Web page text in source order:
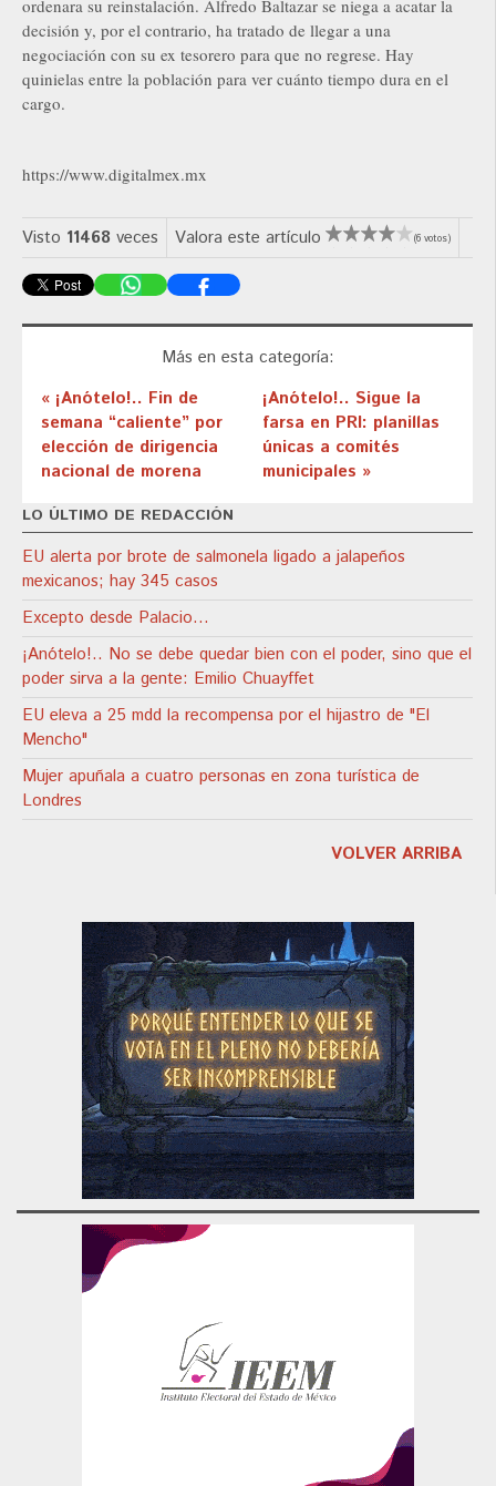
ordenara su reinstalación. Alfredo Baltazar se niega a acatar la
decisión y, por el contrario, ha tratado de llegar a una
negociación con su ex tesorero para que no regrese. Hay
quinielas entre la población para ver cuánto tiempo dura en el
cargo.
https://www.digitalmex.mx
Visto 11468 veces Valora este artículo (6 votos)
Más en esta categoría:
« ¡Anótelo!.. Fin de
semana “caliente” por
elección de dirigencia
nacional de morena
¡Anótelo!.. Sigue la
farsa en PRI: planillas
únicas a comités
municipales »
LO ÚLTIMO DE REDACCIÓN
EU alerta por brote de salmonela ligado a jalapeños
mexicanos; hay 345 casos
Excepto desde Palacio…
¡Anótelo!.. No se debe quedar bien con el poder, sino que el
poder sirva a la gente: Emilio Chuayffet
EU eleva a 25 mdd la recompensa por el hijastro de "El
Mencho"
Mujer apuñala a cuatro personas en zona turística de
Londres
VOLVER ARRIBA